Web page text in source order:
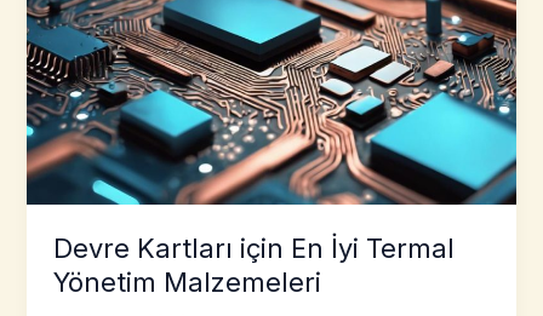
Devre Kartları için En İyi Termal
Yönetim Malzemeleri